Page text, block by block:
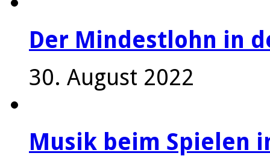
Der Mindestlohn in
30. August 2022
Musik beim Spielen